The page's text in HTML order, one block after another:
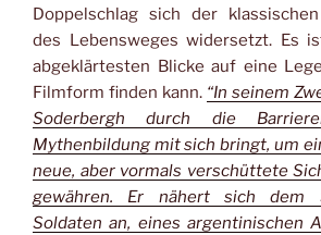
Doppelschlag sich der
des Lebensweges widersetzt. Es
abgeklärtesten Blicke auf eine
Filmform finden kann. “In seinem
Soderbergh durch die
Mythenbildung mit sich bringt, um
neue, aber vormals verschüttete
gewähren. Er nähert sich dem
Soldaten an, eines argentinischen